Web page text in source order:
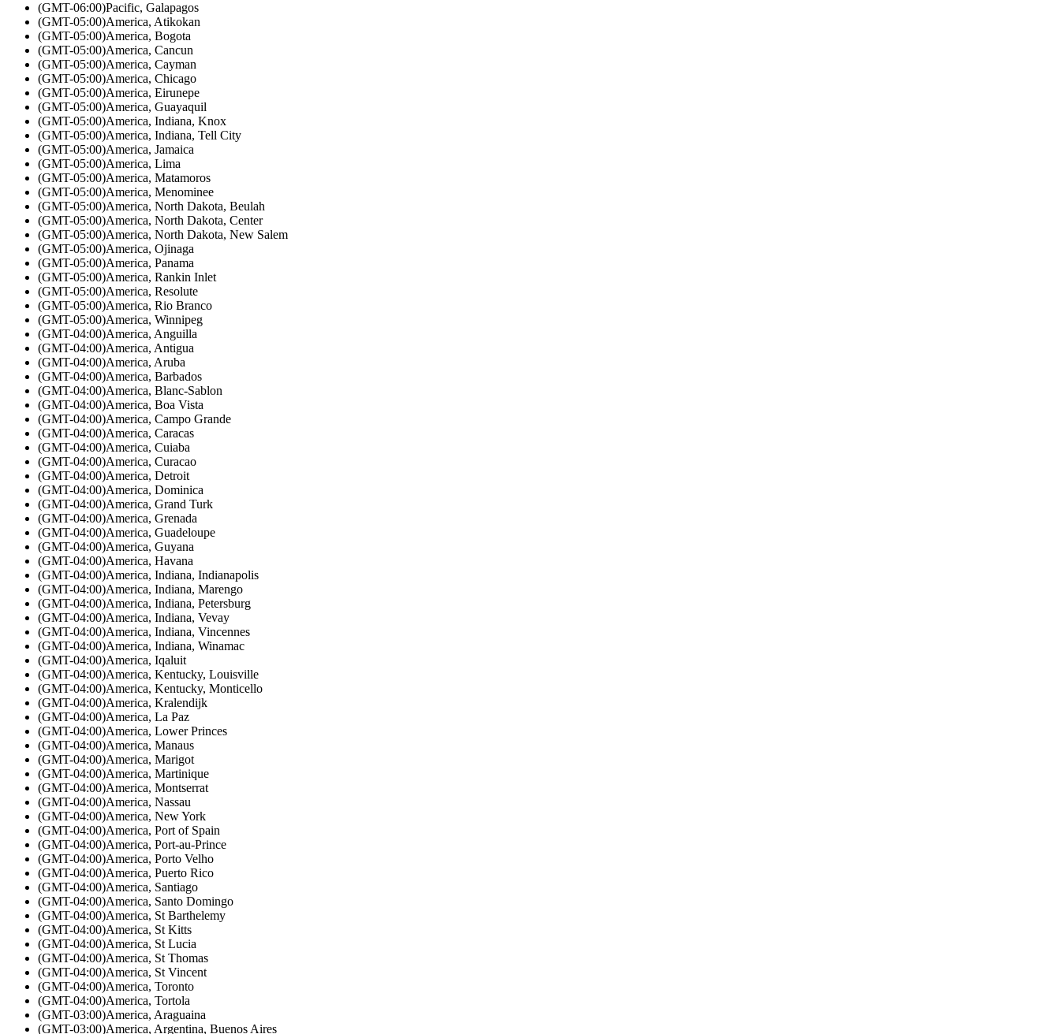
(GMT-06:00)Pacific, Galapagos
(GMT-05:00)America, Atikokan
(GMT-05:00)America, Bogota
(GMT-05:00)America, Cancun
(GMT-05:00)America, Cayman
(GMT-05:00)America, Chicago
(GMT-05:00)America, Eirunepe
(GMT-05:00)America, Guayaquil
(GMT-05:00)America, Indiana, Knox
(GMT-05:00)America, Indiana, Tell City
(GMT-05:00)America, Jamaica
(GMT-05:00)America, Lima
(GMT-05:00)America, Matamoros
(GMT-05:00)America, Menominee
(GMT-05:00)America, North Dakota, Beulah
(GMT-05:00)America, North Dakota, Center
(GMT-05:00)America, North Dakota, New Salem
(GMT-05:00)America, Ojinaga
(GMT-05:00)America, Panama
(GMT-05:00)America, Rankin Inlet
(GMT-05:00)America, Resolute
(GMT-05:00)America, Rio Branco
(GMT-05:00)America, Winnipeg
(GMT-04:00)America, Anguilla
(GMT-04:00)America, Antigua
(GMT-04:00)America, Aruba
(GMT-04:00)America, Barbados
(GMT-04:00)America, Blanc-Sablon
(GMT-04:00)America, Boa Vista
(GMT-04:00)America, Campo Grande
(GMT-04:00)America, Caracas
(GMT-04:00)America, Cuiaba
(GMT-04:00)America, Curacao
(GMT-04:00)America, Detroit
(GMT-04:00)America, Dominica
(GMT-04:00)America, Grand Turk
(GMT-04:00)America, Grenada
(GMT-04:00)America, Guadeloupe
(GMT-04:00)America, Guyana
(GMT-04:00)America, Havana
(GMT-04:00)America, Indiana, Indianapolis
(GMT-04:00)America, Indiana, Marengo
(GMT-04:00)America, Indiana, Petersburg
(GMT-04:00)America, Indiana, Vevay
(GMT-04:00)America, Indiana, Vincennes
(GMT-04:00)America, Indiana, Winamac
(GMT-04:00)America, Iqaluit
(GMT-04:00)America, Kentucky, Louisville
(GMT-04:00)America, Kentucky, Monticello
(GMT-04:00)America, Kralendijk
(GMT-04:00)America, La Paz
(GMT-04:00)America, Lower Princes
(GMT-04:00)America, Manaus
(GMT-04:00)America, Marigot
(GMT-04:00)America, Martinique
(GMT-04:00)America, Montserrat
(GMT-04:00)America, Nassau
(GMT-04:00)America, New York
(GMT-04:00)America, Port of Spain
(GMT-04:00)America, Port-au-Prince
(GMT-04:00)America, Porto Velho
(GMT-04:00)America, Puerto Rico
(GMT-04:00)America, Santiago
(GMT-04:00)America, Santo Domingo
(GMT-04:00)America, St Barthelemy
(GMT-04:00)America, St Kitts
(GMT-04:00)America, St Lucia
(GMT-04:00)America, St Thomas
(GMT-04:00)America, St Vincent
(GMT-04:00)America, Toronto
(GMT-04:00)America, Tortola
(GMT-03:00)America, Araguaina
(GMT-03:00)America, Argentina, Buenos Aires